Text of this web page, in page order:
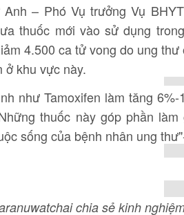
– Phó Vụ trưởng Vụ
thuốc mới vào sử dụng
4.500 ca tử vong do ung
ở khu vực này.
như Tamoxifen làm tăng
thuốc này góp phần
sống của bệnh nhân ung
chia sẻ kinh